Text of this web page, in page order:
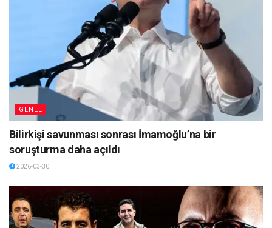
GENEL
Bilirkişi savunması sonrası İmamoğlu’na bir
soruşturma daha açıldı
2026-03-30